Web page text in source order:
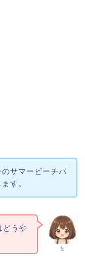
サマービーチパ
す。
茜
どうや